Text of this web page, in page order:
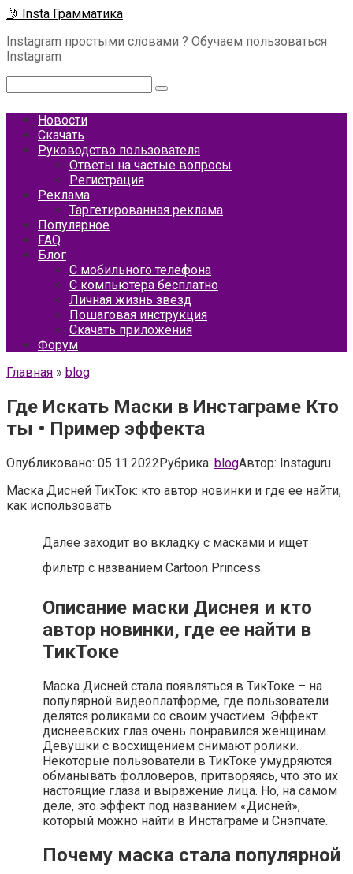
Перейти
контенту
🤳 Insta Грамматика
Instagram простыми словами ? Обучаем пользоваться
Instagram
Новости
Скачать
Руководство пользователя
Ответы на частые вопросы
Регистрация
Реклама
Таргетированная реклама
Популярное
FAQ
Блог
С мобильного телефона
С компьютера бесплатно
Личная жизнь звезд
Пошаговая инструкция
Скачать приложения
Форум
Главная » blog
Где Искать Маски в Инстаграме Кто
ты • Пример эффекта
Опубликовано: 05.11.2022Рубрика: blogАвтор: Instaguru
Маска Дисней ТикТок: кто автор новинки и где ее найти,
как использовать
Далее заходит во вкладку с масками и ищет
фильтр с названием Cartoon Princess.
Описание маски Диснея и кто
автор новинки, где ее найти в
ТикТоке
Маска Дисней стала появляться в ТикТоке – на
популярной видеоплатформе, где пользователи
делятся роликами со своим участием. Эффект
диснеевских глаз очень понравился женщинам.
Девушки с восхищением снимают ролики.
Некоторые пользователи в ТикТоке умудряются
обманывать фолловеров, притворяясь, что это их
настоящие глаза и выражение лица. Но, на самом
деле, это эффект под названием «Дисней»,
который можно найти в Инстаграме и Снэпчате.
Почему маска стала популярной